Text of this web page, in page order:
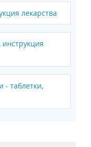
лекарства
- таблетки,